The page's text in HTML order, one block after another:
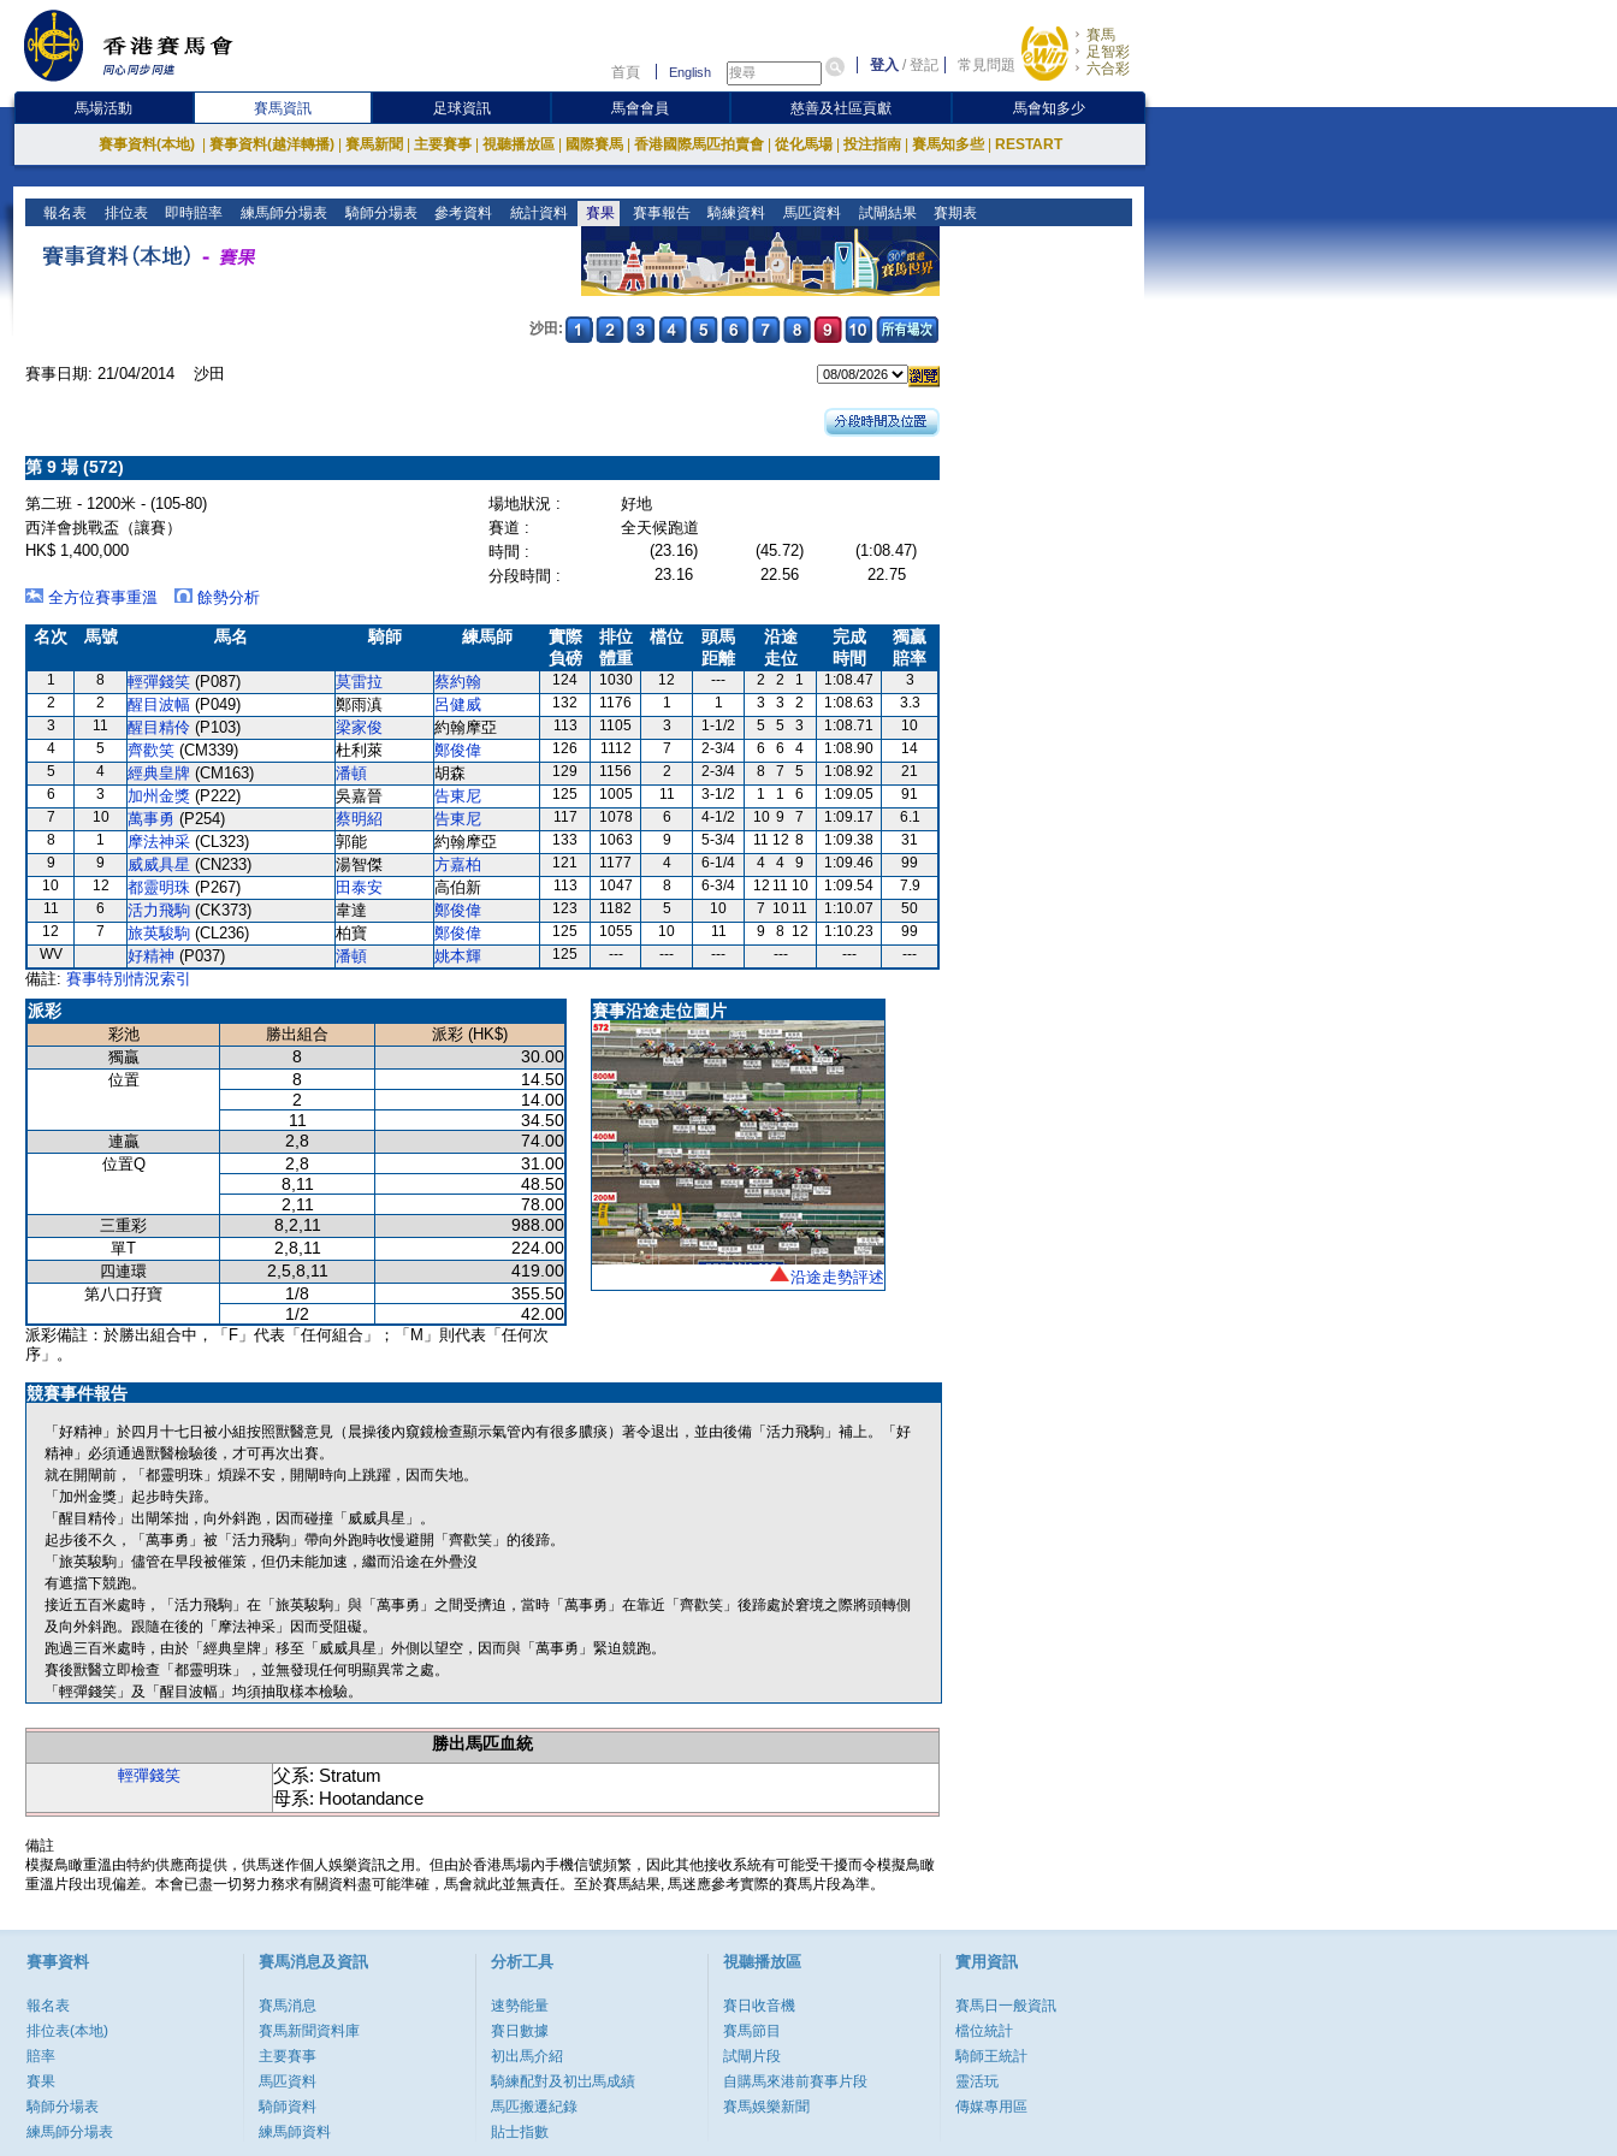
首頁 English 登入 /登記 常見問題
賽馬
足智彩
六合彩
馬場活動 賽馬資訊 足球資訊 馬會會員 慈善及社區貢獻 馬會知多少
賽事資料(本地) 賽事資料(越洋轉播) 賽馬新聞 主要賽事 視聽播放區 國際賽馬 香港國際馬匹拍賣會 從化馬場 投注指南 賽馬知多些 RESTART
報名表 排位表 即時賠率 練馬師分場表 騎師分場表 參考資料 統計資料 賽果 賽事報告 騎練資料 馬匹資料 試閘結果 賽期表
沙田:
賽事日期: 21/04/2014 沙田
第 9 場 (572)
第二班 - 1200米 - (105-80) 場地狀況 :
好地
西洋會挑戰盃（讓賽）
賽道 :
全天候跑道
HK$ 1,400,000
時間 : (23.16) (45.72)
(1:08.47)
分段時間 :
23.16 22.56
22.75
全方位賽事重溫
餘勢分析
名次 馬號 馬名 騎師 練馬師
實際
負磅
排位
體重
檔位
頭馬
距離
沿途
走位
完成
時間
獨贏
賠率
1 8 輕彈錢笑 (P087) 莫雷拉 蔡約翰 124 1030 12 --- 2 2 1 1:08.47
3
2
2 醒目波幅 (P049) 鄭雨滇 呂健威 132 1176 1 1 3 3 2 1:08.63
3.3
3
11 醒目精伶 (P103) 梁家俊 約翰摩亞 113 1105 3 1-1/2 5 5 3 1:08.71
10
4
5 齊歡笑 (CM339) 杜利萊 鄭俊偉 126 1112 7 2-3/4 6 6 4 1:08.90
14
5
4 經典皇牌 (CM163) 潘頓 胡森 129 1156 2 2-3/4 8 7 5 1:08.92
21
6
3 加州金獎 (P222) 吳嘉晉 告東尼 125 1005 11 3-1/2 1 1 6 1:09.05
91
7
10 萬事勇 (P254) 蔡明紹 告東尼 117 1078 6 4-1/2 10 9 7 1:09.17
6.1
8
1 摩法神采 (CL323) 郭能 約翰摩亞 133 1063 9 5-3/4 11 12 8 1:09.38
31
9
9 威威具星 (CN233) 湯智傑 方嘉柏 121 1177 4 6-1/4 4 4 9 1:09.46
99
10
12 都靈明珠 (P267) 田泰安 高伯新 113 1047 8 6-3/4 12 11 10 1:09.54
7.9
11
6 活力飛駒 (CK373) 韋達 鄭俊偉 123 1182 5 10 7 10 11 1:10.07
50
12
7 旅英駿駒 (CL236) 柏寶 鄭俊偉 125 1055 10 11 9 8 12 1:10.23
99
WV
好精神 (P037) 潘頓 姚本輝 125 --- --- --- --- --- ---
備註: 賽事特別情況索引
派彩
彩池 勝出組合
派彩 (HK$)
獨贏
8 30.00
位置 8
14.50
2
14.00
11
34.50
連贏 2,8 74.00
位置Q 2,8
31.00
8,11
48.50
2,11
78.00
三重彩 8,2,11 988.00
單T 2,8,11 224.00
四連環 2,5,8,11 419.00
第八口孖寶 1/8
355.50
1/2
42.00
派彩備註：於勝出組合中，「F」代表「任何組合」；「M」則代表「任何次
序」。
賽事沿途走位圖片
沿途走勢評述
競賽事件報告
「好精神」於四月十七日被小組按照獸醫意見（晨操後內窺鏡檢查顯示氣管內有很多膿痰）著令退出，並由後備「活力飛駒」補上。「好
精神」必須通過獸醫檢驗後，才可再次出賽。
就在開閘前，「都靈明珠」煩躁不安，開閘時向上跳躍，因而失地。
「加州金獎」起步時失蹄。
「醒目精伶」出閘笨拙，向外斜跑，因而碰撞「威威具星」。
起步後不久，「萬事勇」被「活力飛駒」帶向外跑時收慢避開「齊歡笑」的後蹄。
「旅英駿駒」儘管在早段被催策，但仍未能加速，繼而沿途在外疊沒
有遮擋下競跑。
接近五百米處時，「活力飛駒」在「旅英駿駒」與「萬事勇」之間受擠迫，當時「萬事勇」在靠近「齊歡笑」後蹄處於窘境之際將頭轉側
及向外斜跑。跟隨在後的「摩法神采」因而受阻礙。
跑過三百米處時，由於「經典皇牌」移至「威威具星」外側以望空，因而與「萬事勇」緊迫競跑。
賽後獸醫立即檢查「都靈明珠」，並無發現任何明顯異常之處。
「輕彈錢笑」及「醒目波幅」均須抽取樣本檢驗。
勝出馬匹血統
輕彈錢笑
父系: Stratum
母系: Hootandance
備註
模擬鳥瞰重溫由特約供應商提供，供馬迷作個人娛樂資訊之用。但由於香港馬場內手機信號頻繁，因此其他接收系統有可能受干擾而令模擬鳥瞰
重溫片段出現偏差。本會已盡一切努力務求有關資料盡可能準確，馬會就此並無責任。至於賽馬結果, 馬迷應參考實際的賽馬片段為準。
賽事資料
報名表
排位表(本地)
賠率
賽果
騎師分場表
練馬師分場表
賽馬消息及資訊
賽馬消息
賽馬新聞資料庫
主要賽事
馬匹資料
騎師資料
練馬師資料
分析工具
速勢能量
賽日數據
初出馬介紹
騎練配對及初岀馬成績
馬匹搬遷紀錄
貼士指數
視聽播放區
賽日收音機
賽馬節目
試閘片段
自購馬來港前賽事片段
賽馬娛樂新聞
實用資訊
賽馬日一般資訊
檔位統計
騎師王統計
靈活玩
傳媒專用區